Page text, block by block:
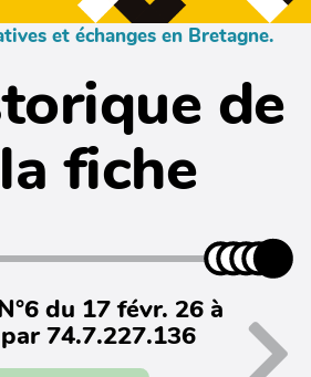
et échanges en Bretagne.
de
la fiche
du 17 févr. 26 à
74.7.227.136